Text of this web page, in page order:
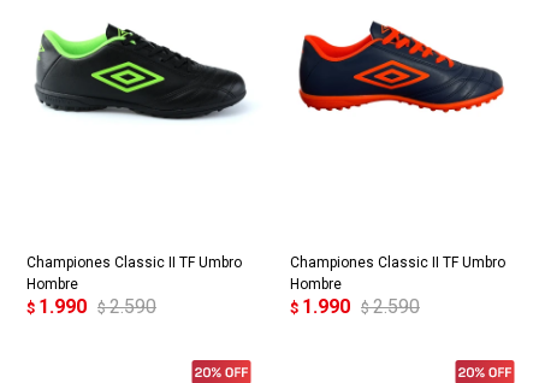
Championes Classic II TF Umbro
Hombre
$ 1.990 $ 2.590
Championes Classic II TF Umbro
Hombre
$ 1.990 $ 2.590